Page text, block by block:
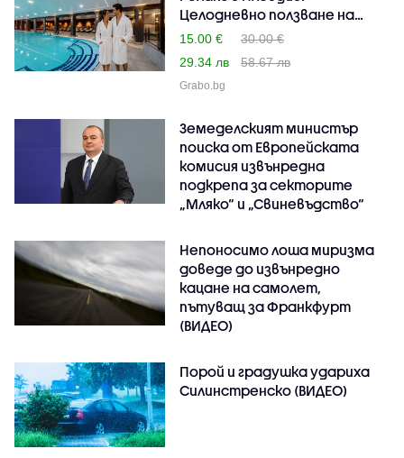
Целодневно ползване на
бас..
15.00 €
30.00 €
29.34 лв
58.67 лв
Grabo.bg
Земеделският министър
поиска от Европейската
комисия извънредна
подкрепа за секторите
„Мляко“ и „Свиневъдство“
Непоносимо лоша миризма
доведе до извънредно
кацане на самолет,
пътуващ за Франкфурт
(ВИДЕО)
Порой и градушка удариха
Силинстренско (ВИДЕО)